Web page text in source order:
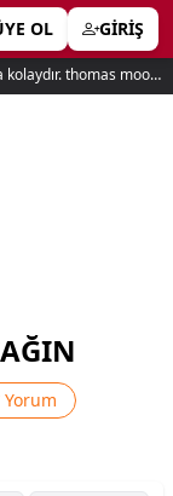
OL GİRİŞ
En iyi yolu bulmak, en kötüsünü bulmaktan çok daha kolaydır. thomas moore
Yorum